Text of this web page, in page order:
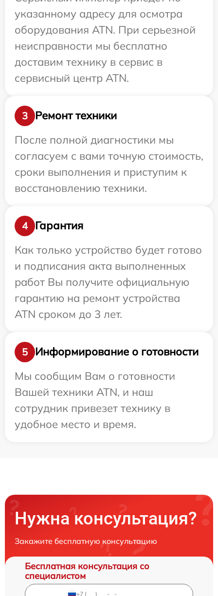
указанному адресу для осмотра
оборудования ATN. При серьезной
неисправности мы бесплатно
доставим технику в сервис в
сервисный центр ATN.
3
Ремонт техники
После полной диагностики мы
согласуем с вами точную стоимость,
сроки выполнения и приступим к
восстановлению техники.
4
Гарантия
Как только устройство будет готово
и подписания акта выполненных
работ Вы получите официальную
гарантию на ремонт устройства
ATN сроком до 3 лет.
5
Информирование о готовности
Мы сообщим Вам о готовности
Вашей техники ATN, и наш
сотрудник привезет технику в
удобное место и время.
Нужна консультация?
Закажите бесплатную консультацию
Бесплатная консультация со
специалистом